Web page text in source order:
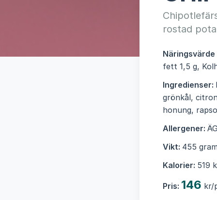
rostad
fett 1,5 g,
Ingredienser:
grönkål,
honung,
Allergener:
Vikt: 455
Kalorier: 519
Pris: 146 kr/